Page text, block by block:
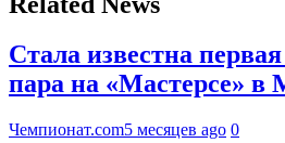
Стала известна
пара на «Мастерсе» в
Чемпионат.com5 месяцев ago 0